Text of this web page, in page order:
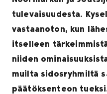
tulevaisuudesta.
vastaanoton, kun
itselleen
niiden
muilta sidosryhmiltä
päätöksenteon